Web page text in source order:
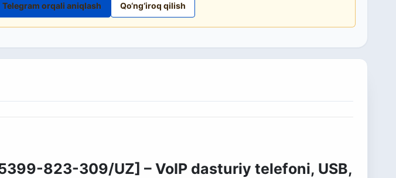
Telegram orqali aniqlash Qo‘ng‘iroq qilish
823-309/UZ] – VoIP dasturiy telefoni, USB,